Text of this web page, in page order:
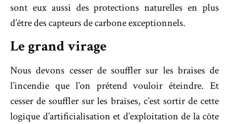
sont eux aussi des protections naturelles en plus
d’être des capteurs de carbone exceptionnels.
Le grand virage
Nous devons cesser de souffler sur les braises de
l’incendie que l’on prétend vouloir éteindre. Et
cesser de souffler sur les braises, c’est sortir de cette
logique d’artificialisation et d’exploitation de la côte